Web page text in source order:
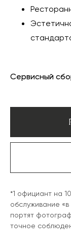
Сервисный
*1 официант на
обслуживание
портят
точное